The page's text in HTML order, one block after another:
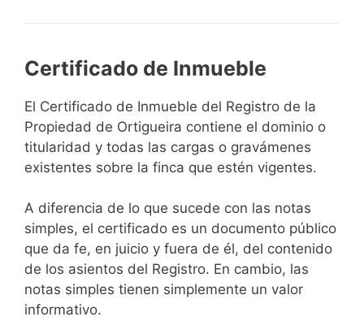
Certificado de Inmueble
El Certificado de Inmueble del Registro de la
Propiedad de Ortigueira contiene el dominio o
titularidad y todas las cargas o gravámenes
existentes sobre la finca que estén vigentes.
A diferencia de lo que sucede con las notas
simples, el certificado es un documento público
que da fe, en juicio y fuera de él, del contenido
de los asientos del Registro. En cambio, las
notas simples tienen simplemente un valor
informativo.